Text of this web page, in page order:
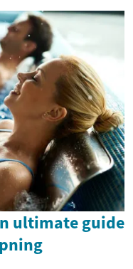
A...
ultimate guide